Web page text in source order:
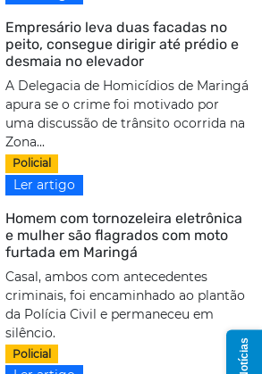
Empresário leva duas facadas no
peito, consegue dirigir até prédio e
desmaia no elevador
A Delegacia de Homicídios de Maringá
apura se o crime foi motivado por
uma discussão de trânsito ocorrida na
Zona...
Policial
Ler artigo
Homem com tornozeleira eletrônica
e mulher são flagrados com moto
furtada em Maringá
Casal, ambos com antecedentes
criminais, foi encaminhado ao plantão
da Polícia Civil e permaneceu em
silêncio.
Policial